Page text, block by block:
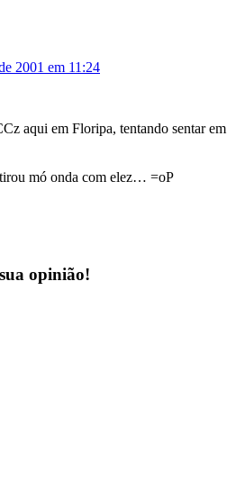
2001 em 11:24
aqui em Floripa, tentando sentar em
mó onda com elez… =oP
opinião!